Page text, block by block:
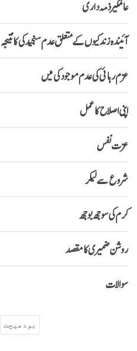
عالمگیر ذمہ داری
آئیندہ زندگیوں کے متعلق عدم سنجیدگی کا نتیجہ
عزم رہائی کی عدم موجودگی میں
اپنی اصلاح کا عمل
عزت نفس
شروع سے لیکر
کرم کی سوجھ بوجھ
روشن ضمیری کا مقصد
سوالات
بودھیچت